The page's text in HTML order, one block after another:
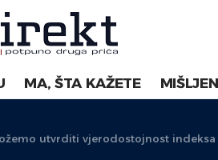
MA, ŠTA KAŽETE
utvrditi vjerodostojnost indeksa